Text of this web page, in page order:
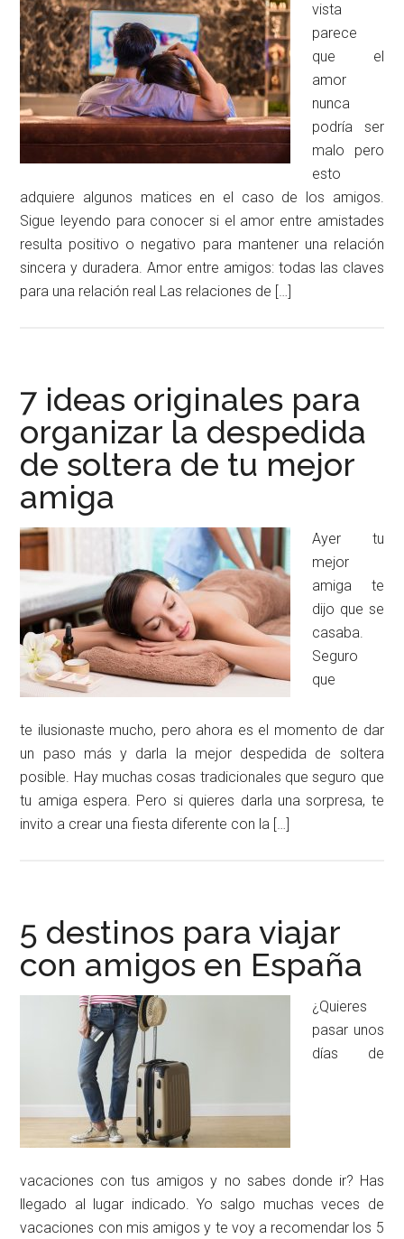
vista
parece
que el
amor
nunca
podría ser
malo pero
esto
adquiere algunos matices en el caso de los amigos.
Sigue leyendo para conocer si el amor entre amistades
resulta positivo o negativo para mantener una relación
sincera y duradera. Amor entre amigos: todas las claves
para una relación real Las relaciones de […]
7 ideas originales para
organizar la despedida
de soltera de tu mejor
amiga
Ayer tu
mejor
amiga te
dijo que se
casaba.
Seguro
que
te ilusionaste mucho, pero ahora es el momento de dar
un paso más y darla la mejor despedida de soltera
posible. Hay muchas cosas tradicionales que seguro que
tu amiga espera. Pero si quieres darla una sorpresa, te
invito a crear una fiesta diferente con la […]
5 destinos para viajar
con amigos en España
¿Quieres
pasar unos
días de
vacaciones con tus amigos y no sabes donde ir? Has
llegado al lugar indicado. Yo salgo muchas veces de
vacaciones con mis amigos y te voy a recomendar los 5